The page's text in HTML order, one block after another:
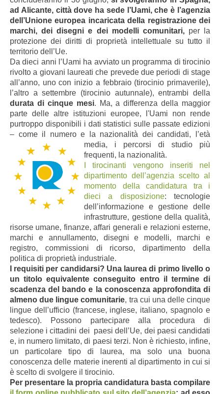
ad Alicante, città dove ha sede l’Uami, che è l’agenzia
dell’Unione europea incaricata della registrazione dei
marchi, dei disegni e dei modelli comunitari, per la
protezione dei diritti di proprietà intellettuale su tutto il
territorio dell’Ue.
Da dieci anni l’Uami ha avviato un programma di tirocinio
rivolto a giovani laureati che prevede due periodi di stage
all’anno, uno con inizio a febbraio (tirocinio primaverile),
l’altro a settembre (tirocinio autunnale), entrambi della
durata di cinque mesi. Ma, a differenza della maggior
parte delle altre istituzioni europee, l'Uami non rende
purtroppo disponibili i dati statistici sulle passate edizioni
– come il numero e la nazionalità dei candidati, l’età
media, i percorsi di studio più
frequenti, la nazionalità.
I tirocinanti vengono inseriti nel
dipartimento dell’agenzia scelto al
momento della candidatura tra i
dieci a disposizione: tecnologie
dell’informazione e gestione delle
infrastrutture, gestione della qualità,
risorse umane, finanze, affari generali e relazioni esterne,
marchi e annullamento, disegni e modelli, marchi e
registro, commissioni di ricorso, dipartimento della
politica di proprietà industriale.
I requisiti per candidarsi? Una laurea di primo livello o
un titolo equivalente conseguito entro il termine di
scadenza del bando e la conoscenza approfondita di
almeno due lingue comunitarie, tra cui una delle cinque
lingue dell’ufficio (francese, inglese, italiano, spagnolo e
tedesco). Possono partecipare alla procedura di
selezione i cittadini dei paesi dell’Ue, dei paesi candidati
e, in numero limitato, di paesi terzi. Non è richiesto, infine,
un particolare tipo di laurea, ma solo una buona
conoscenza delle materie inerenti al dipartimento in cui si
è scelto di svolgere il tirocinio.
Per presentare la propria candidatura basta compilare